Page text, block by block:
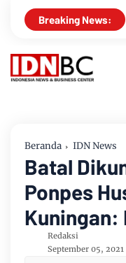
Breaking News:
Apel Gabungan
Beranda IDN News
Batal
Ponpes
Kuningan:
Redaksi
September 05, 2021